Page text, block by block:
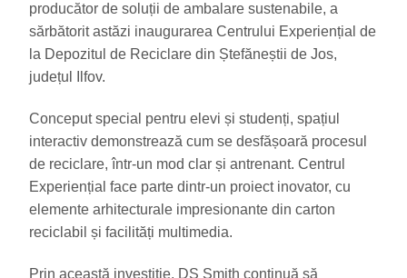
producător de soluții de ambalare sustenabile, a
sărbătorit astăzi inaugurarea Centrului Experiențial de
la Depozitul de Reciclare din Ștefăneștii de Jos,
județul Ilfov.
Conceput special pentru elevi și studenți, spațiul
interactiv demonstrează cum se desfășoară procesul
de reciclare, într-un mod clar și antrenant. Centrul
Experiențial face parte dintr-un proiect inovator, cu
elemente arhitecturale impresionante din carton
reciclabil și facilități multimedia.
Prin această investiție, DS Smith continuă să